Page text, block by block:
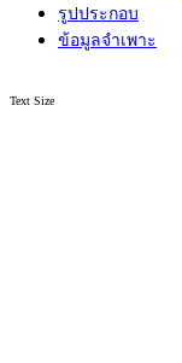
รูปประกอบ
ข้อมูลจำเพาะ
Text Size